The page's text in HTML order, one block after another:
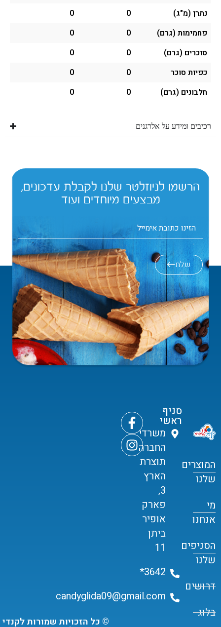
נתרן (מ"ג)
0
0
פחמימות (גרם)
0
0
סוכרים (גרם)
0
0
כפיות סוכר
0
0
חלבונים (גרם)
0
0
רכיבים ומידע על אלרגנים
הרשמו לניוזלטר שלנו לקבלת עדכונים,
מבצעים מיוחדים ועוד
שלח
המוצרים
שלנו
מי
אנחנו
הסניפים
שלנו
דרושים
בלוג
סניף
ראשי
משרדי
החברה
תוצרת
הארץ
3,
פארק
אופיר
ביתן
11
3642*
candyglida09@gmail.com
© כל הזכויות שמורות לקנדי